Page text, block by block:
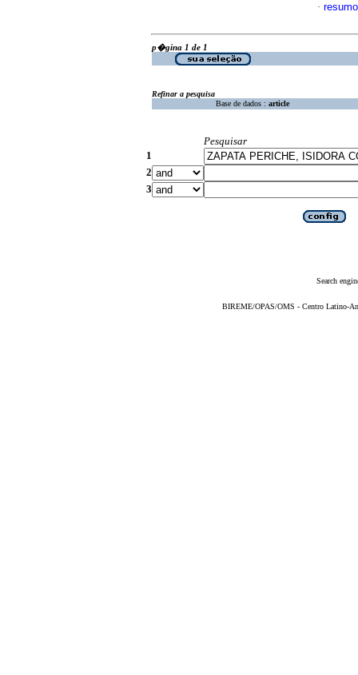
·
p�gina 1 de 1
Refinar a pesquisa
Base de dados : article
Pesquisar
1
2
3
Search
BIREME/OPAS/OMS - Centro Latino-